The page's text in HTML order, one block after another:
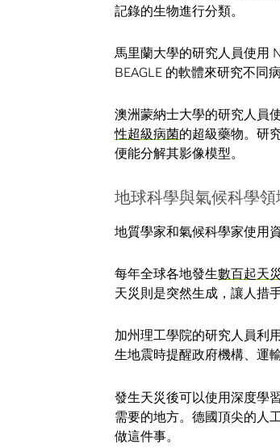
記錄的生物進行分類。
馬里蘭大學的研究人員使用
BEAGLE 的軟體來研究不同
澳洲蒙納士大學的研究人員
性超級病菌的超級藥物。研
便能分解其影像模型。
地球科學與氣候科學
地質學家和氣候科學家使用
每年全球各地發生數百起天
天災則是突然生成，讓人措手
加州理工學院的研究人員利
生地震時提醒政府機構、運
發生天災後可以使用深度學
需要的地方。德國頂尖的人
做這件事。